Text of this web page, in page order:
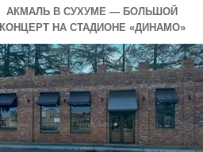
АКМАЛЬ В СУХУМЕ — БОЛЬШОЙ
КОНЦЕРТ НА СТАДИОНЕ «ДИНАМО»